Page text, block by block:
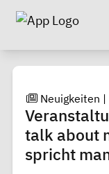
Neuigkeiten |
talk about
spricht